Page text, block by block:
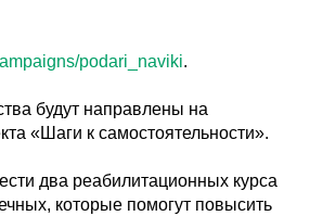
podari_naviki.
будут направлены на
«Шаги к самостоятельности».
два реабилитационных курса
которые помогут повысить